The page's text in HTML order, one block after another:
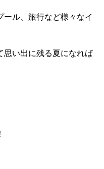
ール、旅行など様々なイ
思い出に残る夏になれば